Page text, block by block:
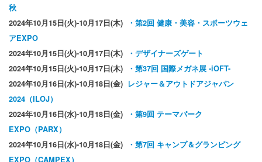
秋
2024年10月15日(火)-10月17日(木)
・第2回 健康・美容・スポーツウェ
アEXPO
2024年10月15日(火)-10月17日(木)
・デザイナーズゲート
2024年10月15日(火)-10月17日(木)
・第37回 国際メガネ展 -iOFT-
2024年10月16日(水)-10月18日(金) レジャー＆アウトドアジャパン
2024（ILOJ）
2024年10月16日(水)-10月18日(金)
・第9回 テーマパーク
EXPO（PARX）
2024年10月16日(水)-10月18日(金)
・第7回 キャンプ＆グランピング